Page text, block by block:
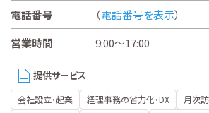
電話番号
（電話番号を表示）
営業時間
9:00～17:00
提供サービス
会社設立・起業 経理事務の省力化・DX 月次